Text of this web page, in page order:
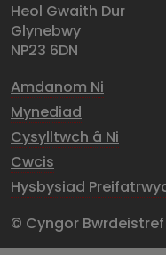
Heol Gwaith Dur
Glynebwy
NP23 6DN
Amdanom Ni
Mynediad
Cysylltwch â Ni
Cwcis
Hysbysiad
© Cyngor